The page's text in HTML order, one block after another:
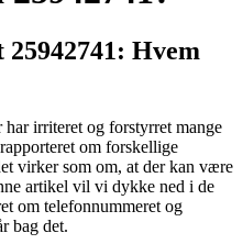
Hvem
har irriteret og forstyrret mange
om forskellige
virker som om, at der kan være
artikel vil vi dykke ned i de
om telefonnummeret og
bag det.